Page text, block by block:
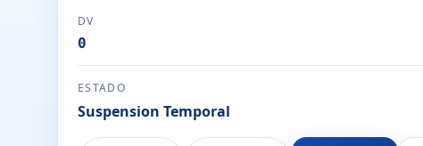
DV
0
ESTADO
Suspension Temporal